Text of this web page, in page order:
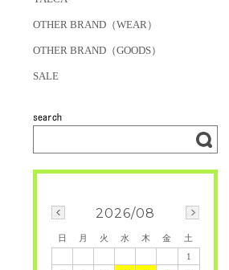
OTHER BRAND（WEAR）
OTHER BRAND（GOODS）
SALE
2026/08
日 月 火 水 木 金
土
1